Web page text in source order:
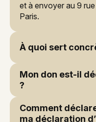
et à envoyer au 9
Paris.
À quoi sert
Les dons financent
soutien à la scolarité,
formation des
projets éducatifs
et certifiés chaque
Mon don est-il
?
Oui. Pour les
une réduction
Comment
ma déclaration